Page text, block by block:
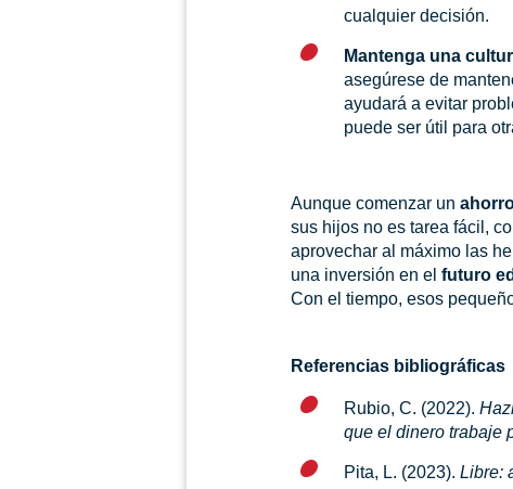
cualquier decisión.
Mantenga una
asegúrese de
ayudará a evitar
puede ser útil para
Aunque comenzar un
sus hijos no es tarea fácil,
aprovechar al máximo las
una inversión en el futuro
Con el tiempo, esos
Referencias bibliográficas
Rubio, C. (2022).
que el dinero trabaje
Pita, L. (2023). Libre: